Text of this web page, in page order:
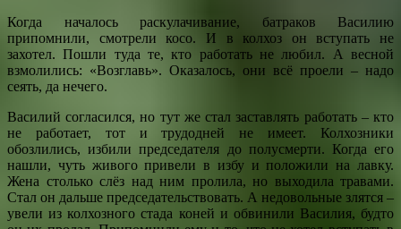
Когда началось раскулачивание, батраков Василию
припомнили, смотрели косо. И в колхоз он вступать не
захотел. Пошли туда те, кто работать не любил. А весной
взмолились: «Возглавь». Оказалось, они всё проели – надо
сеять, да нечего.
Василий согласился, но тут же стал заставлять работать – кто
не работает, тот и трудодней не имеет. Колхозники
обозлились, избили председателя до полусмерти. Когда его
нашли, чуть живого привели в избу и положили на лавку.
Жена столько слёз над ним пролила, но выходила травами.
Стал он дальше председательствовать. А недовольные злятся –
увели из колхозного стада коней и обвинили Василия, будто